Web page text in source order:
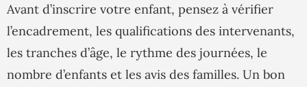
Avant d’inscrire votre enfant, pensez à vérifier
l’encadrement, les qualifications des intervenants,
les tranches d’âge, le rythme des journées, le
nombre d’enfants et les avis des familles. Un bon